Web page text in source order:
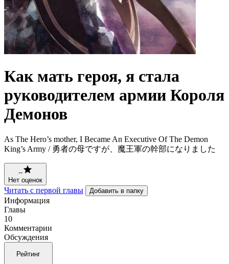
Как мать героя, я стала
руководителем армии Короля
Демонов
As The Hero’s mother, I Became An Executive Of The Demon
King’s Army / 勇者の母ですが、魔王軍の幹部になりました
--
Нет оценок
Читать с первой главы Добавить в папку
Информация
Главы
10
Комментарии
Обсуждения
Рейтинг